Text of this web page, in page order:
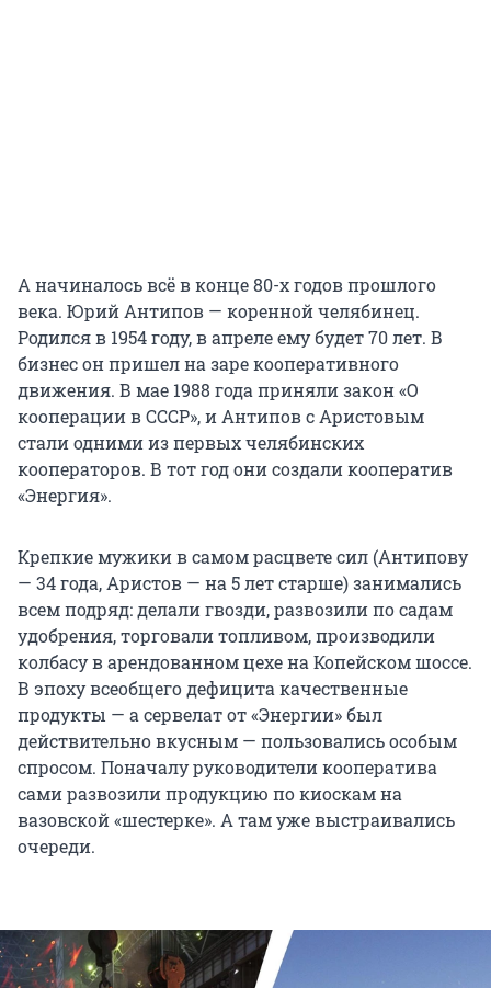
А начиналось всё в конце 80-х годов прошлого
века. Юрий Антипов — коренной челябинец.
Родился в 1954 году, в апреле ему будет 70 лет. В
бизнес он пришел на заре кооперативного
движения. В мае 1988 года приняли закон «О
кооперации в СССР», и Антипов с Аристовым
стали одними из первых челябинских
кооператоров. В тот год они создали кооператив
«Энергия».
Крепкие мужики в самом расцвете сил (Антипову
— 34 года, Аристов — на 5 лет старше) занимались
всем подряд: делали гвозди, развозили по садам
удобрения, торговали топливом, производили
колбасу в арендованном цехе на Копейском шоссе.
В эпоху всеобщего дефицита качественные
продукты — а сервелат от «Энергии» был
действительно вкусным — пользовались особым
спросом. Поначалу руководители кооператива
сами развозили продукцию по киоскам на
вазовской «шестерке». А там уже выстраивались
очереди.